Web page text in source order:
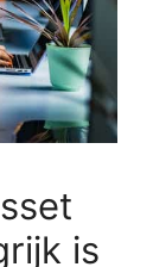
is